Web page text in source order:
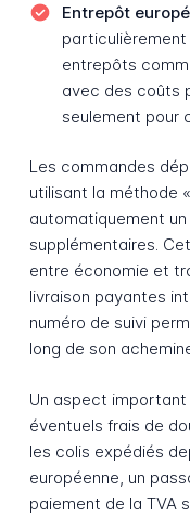
Entrepôt
entrepôts
avec des coûts
seulement pour
Les commandes
utilisant la méthode
automatiquement
supplémentaires.
entre économie et
livraison payantes
numéro de suivi
long de son
Un aspect
éventuels frais de
les colis expédiés
européenne, un
paiement de la TVA